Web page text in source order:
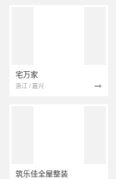
宅万家
浙江 / 嘉兴
筑乐佳全屋整装